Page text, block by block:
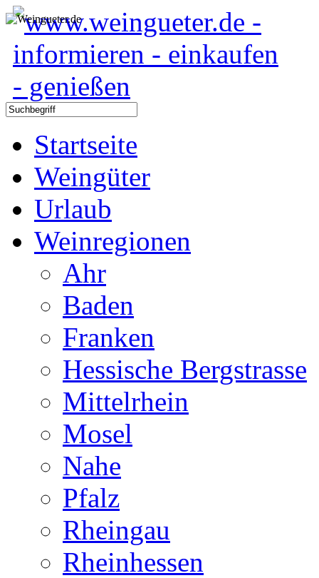
Startseite
Weingüter
Urlaub
Weinregionen
Ahr
Baden
Franken
Hessische Bergstrasse
Mittelrhein
Mosel
Nahe
Pfalz
Rheingau
Rheinhessen